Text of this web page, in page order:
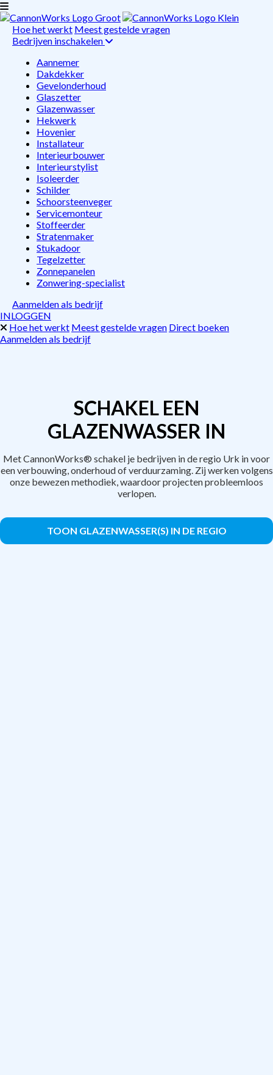
Hoe het werkt Meest gestelde vragen
Bedrijven inschakelen
Aannemer
Dakdekker
Gevelonderhoud
Glaszetter
Glazenwasser
Hekwerk
Hovenier
Installateur
Interieurbouwer
Interieurstylist
Isoleerder
Schilder
Schoorsteenveger
Servicemonteur
Stoffeerder
Stratenmaker
Stukadoor
Tegelzetter
Zonnepanelen
Zonwering-specialist
Aanmelden als bedrijf
INLOGGEN
Hoe het werkt Meest gestelde vragen Direct boeken
Aanmelden als bedrijf
SCHAKEL EEN
GLAZENWASSER IN
Met CannonWorks® schakel je bedrijven in de regio Urk in voor
een verbouwing, onderhoud of verduurzaming. Zij werken volgens
onze bewezen methodiek, waardoor projecten probleemloos
verlopen.
TOON GLAZENWASSER(S) IN DE REGIO